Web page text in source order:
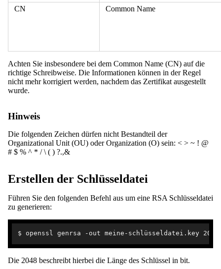
CN
Common Name
Achten Sie insbesondere bei dem Common Name (CN) auf die
richtige Schreibweise. Die Informationen können in der Regel
nicht mehr korrigiert werden, nachdem das Zertifikat ausgestellt
wurde.
Hinweis
Die folgenden Zeichen dürfen nicht Bestandteil der
Organizational Unit (OU) oder Organization (O) sein: < > ~ ! @
# $ % ^ * / \ ( ) ?.,&
Erstellen der Schlüsseldatei
Führen Sie den folgenden Befehl aus um eine RSA Schlüsseldatei
zu generieren:
Die 2048 beschreibt hierbei die Länge des Schlüssel in bit.